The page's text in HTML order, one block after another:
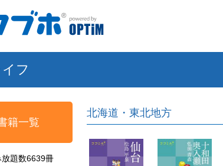
フ
籍一覧
放題数6639冊
北海道・東北地方